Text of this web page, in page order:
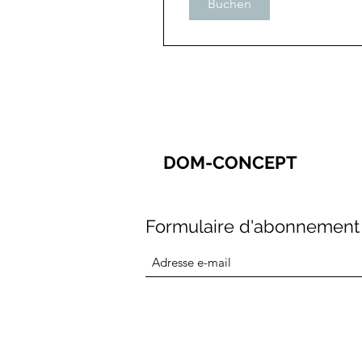
Buchen
DOM-CONCEPT
Formulaire d'abonnement